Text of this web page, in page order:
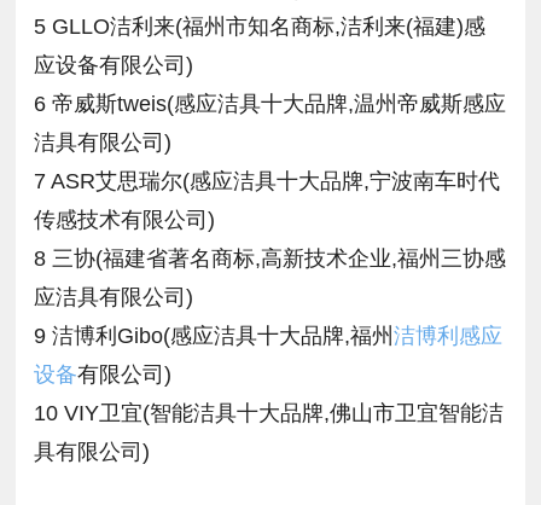
5 GLLO洁利来(福州市知名商标,洁利来(福建)感
应设备有限公司)
6 帝威斯tweis(感应洁具十大品牌,温州帝威斯感应
洁具有限公司)
7 ASR艾思瑞尔(感应洁具十大品牌,宁波南车时代
传感技术有限公司)
8 三协(福建省著名商标,高新技术企业,福州三协感
应洁具有限公司)
9 洁博利Gibo(感应洁具十大品牌,福州洁博利感应
设备有限公司)
10 VIY卫宜(智能洁具十大品牌,佛山市卫宜智能洁
具有限公司)